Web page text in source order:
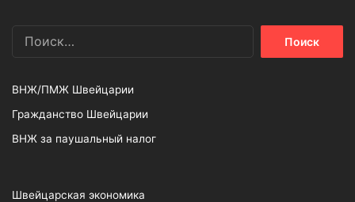
ВНЖ/ПМЖ Швейцарии
Гражданство Швейцарии
ВНЖ за паушальный налог
Швейцарская экономика